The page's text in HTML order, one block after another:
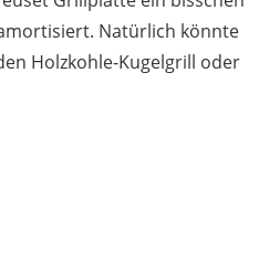
Natürlich könnte
Holzkohle-Kugelgrill oder